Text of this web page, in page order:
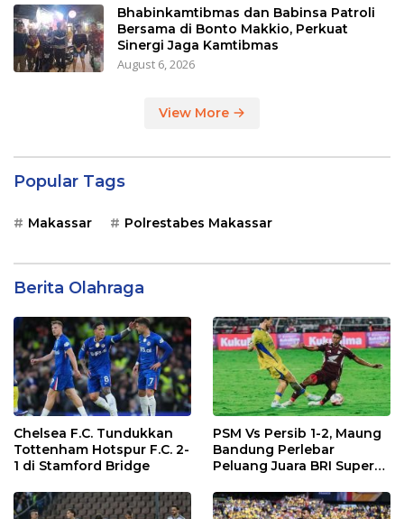
Bhabinkamtibmas dan Babinsa Patroli
Bersama di Bonto Makkio, Perkuat
Sinergi Jaga Kamtibmas
August 6, 2026
View More
Popular Tags
Makassar Polrestabes Makassar
Berita Olahraga
Chelsea F.C. Tundukkan
Tottenham Hotspur F.C. 2-
1 di Stamford Bridge
PSM Vs Persib 1-2, Maung
Bandung Perlebar
Peluang Juara BRI Super